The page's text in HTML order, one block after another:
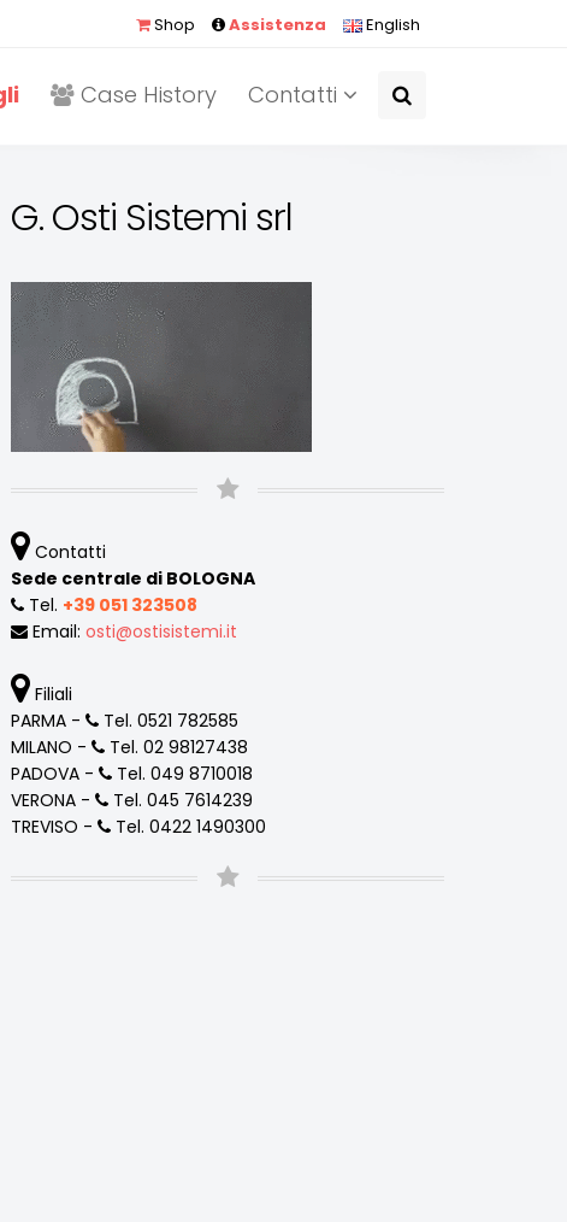
Shop Assistenza English
Case History Contatti
G. Osti Sistemi srl
Contatti
Sede centrale di BOLOGNA
Tel. +39 051 323508
Email: osti ostisistemi it
Filiali
PARMA -
Tel. 0521 782585
MILANO -
Tel. 02 98127438
PADOVA -
Tel. 049 8710018
VERONA -
Tel. 045 7614239
TREVISO -
Tel. 0422 1490300